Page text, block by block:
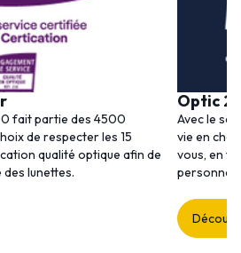
fait partie des 4500
de respecter les 15
qualité optique afin de
lunettes.
Optic
Avec le
vie en
vous, en